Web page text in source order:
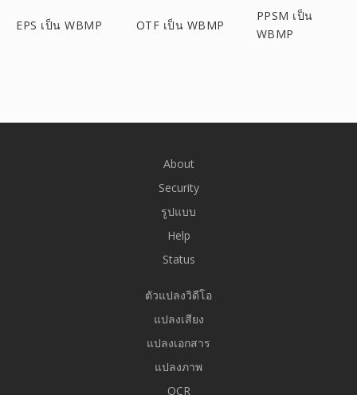
EPS เป็น WBMP OTF เป็น WBMP
PPSM เป็น
WBMP
About
Security
รูปแบบ
Help
Status
ตัวแปลงวิดีโอ
แปลงเสียง
แปลงเอกสาร
แปลงภาพ
OCR